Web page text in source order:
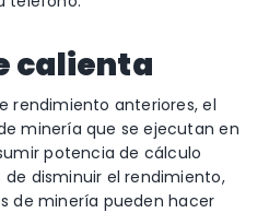
calienta
rendimiento anteriores, el
minería que se ejecutan en
potencia de cálculo
disminuir el rendimiento,
de minería pueden hacer